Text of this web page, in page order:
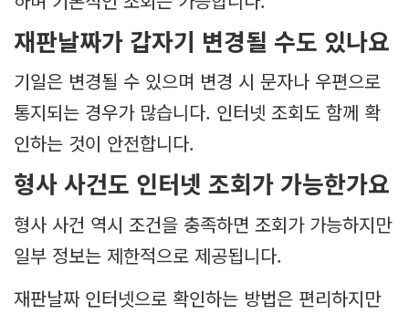
재판날짜가 갑자기 변경될 수도 있나요
기일은 변경될 수 있으며 변경 시 문자나 우편으로
통지되는 경우가 많습니다. 인터넷 조회도 함께 확
인하는 것이 안전합니다.
형사 사건도 인터넷 조회가 가능한가요
형사 사건 역시 조건을 충족하면 조회가 가능하지만
일부 정보는 제한적으로 제공됩니다.
재판날짜 인터넷으로 확인하는 방법은 편리하지만